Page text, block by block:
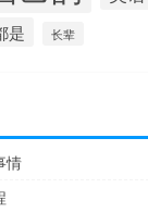
是 长辈
情